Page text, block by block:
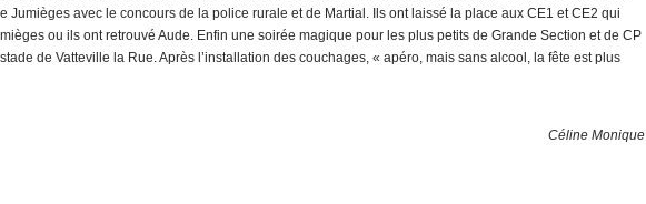
Jumièges avec le concours de la police rurale et de Martial. Ils ont laissé la place aux CE1 et CE2 qui
ou ils ont retrouvé Aude. Enfin une soirée magique pour les plus petits de Grande Section et de CP
de Vatteville la Rue. Après l’installation des couchages, « apéro, mais sans alcool, la fête est plus
Céline Monique